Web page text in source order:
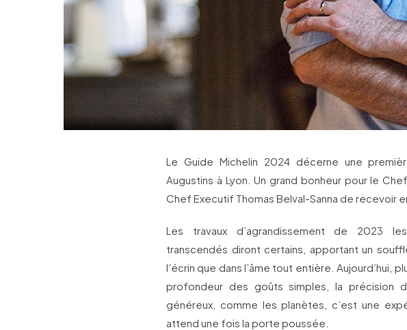
Le Guide Michelin 2024 décerne une
Augustins à Lyon. Un grand bonheur pour le
Chef Executif Thomas Belval-Sanna de recevoir
Les travaux d’agrandissement de 2023
transcendés diront certains, apportant un
l’écrin que dans l’âme tout entière. Aujourd’hui,
profondeur des goûts simples, la précision
généreux, comme les planètes, c’est une
attend une fois la porte poussée.